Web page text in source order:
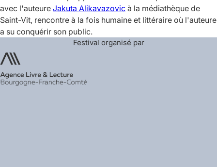
avec l'auteure Jakuta Alikavazovic à la médiathèque de
Saint-Vit, rencontre à la fois humaine et littéraire où l'auteure
a su conquérir son public.
Festival organisé par